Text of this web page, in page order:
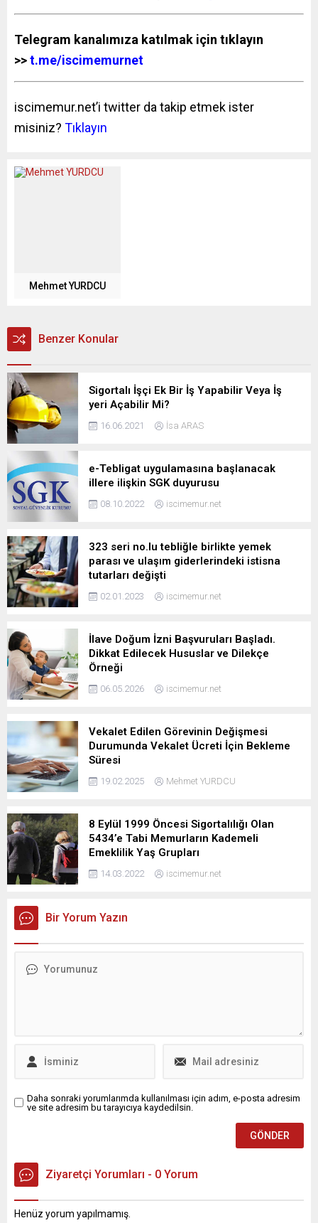
Telegram kanalımıza katılmak için tıklayın
>>t.me/iscimemurnet
iscimemur.net’i twitter da takip etmek ister
misiniz? Tıklayın
Mehmet YURDCU
Benzer Konular
Sigortalı İşçi Ek Bir İş Yapabilir Veya İş
yeri Açabilir Mi?
16.06.2021 İsa ARAS
e-Tebligat uygulamasına başlanacak
illere ilişkin SGK duyurusu
08.10.2022 iscimemur.net
323 seri no.lu tebliğle birlikte yemek
parası ve ulaşım giderlerindeki istisna
tutarları değişti
02.01.2023 iscimemur.net
İlave Doğum İzni Başvuruları Başladı.
Dikkat Edilecek Hususlar ve Dilekçe
Örneği
06.05.2026 iscimemur.net
Vekalet Edilen Görevinin Değişmesi
Durumunda Vekalet Ücreti İçin Bekleme
Süresi
19.02.2025 Mehmet YURDCU
8 Eylül 1999 Öncesi Sigortalılığı Olan
5434’e Tabi Memurların Kademeli
Emeklilik Yaş Grupları
14.03.2022 iscimemur.net
Bir Yorum Yazın
Daha sonraki yorumlarımda kullanılması için adım, e-posta adresim
ve site adresim bu tarayıcıya kaydedilsin.
Ziyaretçi Yorumları - 0 Yorum
Henüz yorum yapılmamış.